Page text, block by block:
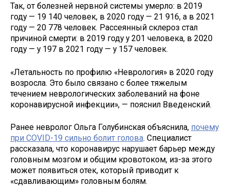
Так, от болезней нервной системы умерло: в 2019
году — 19 140 человек, в 2020 году — 21 916, а в 2021
году — 20 778 человек. Рассеянный склероз стал
причиной смерти: в 2019 году у 201 человека, в 2020
году — у 197 в 2021 году — у 157 человек.
«Летальность по профилю «Неврология» в 2020 году
возросла. Это было связано с более тяжелым
течением неврологических заболеваний на фоне
коронавирусной инфекции», — пояснил Введенский.
Ранее невролог Ольга Голубинская объяснила, почему
при COVID-19 сильно болит голова. Специалист
рассказала, что коронавирус нарушает барьер между
головным мозгом и общим кровотоком, из-за этого
может появиться отек, который приводит к
«сдавливающим» головным болям.